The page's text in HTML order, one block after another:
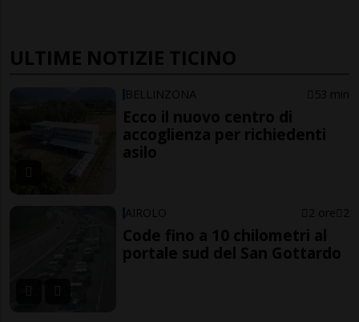
ULTIME NOTIZIE TICINO
BELLINZONA 53 min
Ecco il nuovo centro di
accoglienza per richiedenti
asilo
AIROLO 2 ore 2
Code fino a 10 chilometri al
portale sud del San Gottardo